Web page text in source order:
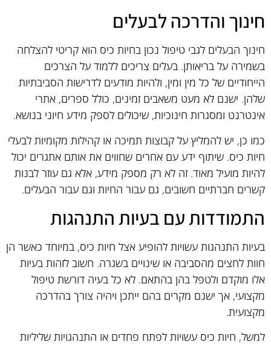
חינוך והדרכה לבעלים
חינוך הבעלים לגבי טיפול נכון בחיות כיס הוא קריטי להצלחה
בשמירה על בריאותן. בעלים צריכים ללמוד על הצרכים
הייחודיים של כל מין ומין, ולהיות מודעים לדרישות הסביבתיות
שלהן. ישנם לא מעט משאבים זמינים, כולל ספרים, אתרי
אינטרנט ומסגרות חינוכיות, שיכולים לספק מידע חיוני בנושא.
כמו כן, יש להמליץ על קבוצות תמיכה או קהילות מקומיות לבעלי
חיות כיס. שיתוף ידע עם אחרים שחווים את אותם אתגרים יכול
להיות מועיל מאוד. זה לא רק מספק מידע, אלא גם עוזר לבנות
קשרים חברתיים חשובים, גם עבור החיות וגם עבור הבעלים.
התמודדות עם בעיות התנהגות
בעיות התנהגות עשויות להופיע אצל חיות כיס, במיוחד כאשר הן
חוות לחצים מהסביבה או שינויים בשגרה. חשוב לזהות בעיות
אלו מוקדם ולטפל בהן בהתאם. לא כל בעיה דורשת טיפול
מקצועי, אך ישנם מקרים בהם ייתכן ויהיה צורך בהדרכה
מקצועית.
למשל, חיות כיס עשויות לפתח פחדים או התנהגויות שליליות